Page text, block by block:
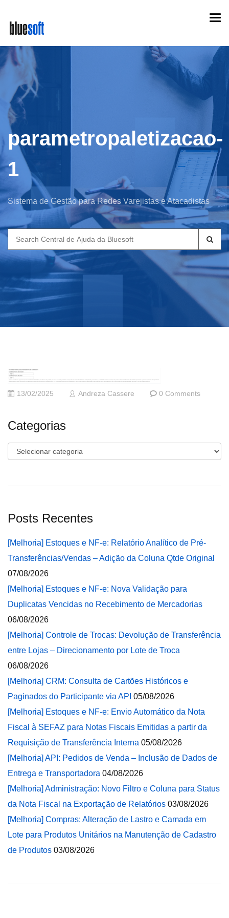
main
content
parametropaletizacao-
1
Sistema de Gestão para Redes Varejistas e Atacadistas
Search
for:
13/02/2025 Andreza Cassere 0 Comments
Categorias
Categorias
Posts Recentes
[Melhoria] Estoques e NF-e: Relatório Analítico de Pré-
Transferências/Vendas – Adição da Coluna Qtde Original
07/08/2026
[Melhoria] Estoques e NF-e: Nova Validação para
Duplicatas Vencidas no Recebimento de Mercadorias
06/08/2026
[Melhoria] Controle de Trocas: Devolução de Transferência
entre Lojas – Direcionamento por Lote de Troca
06/08/2026
[Melhoria] CRM: Consulta de Cartões Históricos e
Paginados do Participante via API 05/08/2026
[Melhoria] Estoques e NF-e: Envio Automático da Nota
Fiscal à SEFAZ para Notas Fiscais Emitidas a partir da
Requisição de Transferência Interna 05/08/2026
[Melhoria] API: Pedidos de Venda – Inclusão de Dados de
Entrega e Transportadora 04/08/2026
[Melhoria] Administração: Novo Filtro e Coluna para Status
da Nota Fiscal na Exportação de Relatórios 03/08/2026
[Melhoria] Compras: Alteração de Lastro e Camada em
Lote para Produtos Unitários na Manutenção de Cadastro
de Produtos 03/08/2026